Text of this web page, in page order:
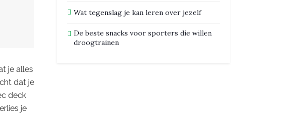
je alles
dat je
deck
je
Wat tegenslag je kan leren over jezelf
De beste snacks voor sporters die willen
droogtrainen